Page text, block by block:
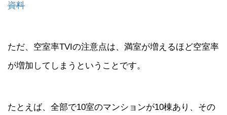
資料
ただ、空室率TVIの注意点は、満室が増えるほど空室率
が増加してしまうということです。
たとえば、全部で10室のマンションが10棟あり、その